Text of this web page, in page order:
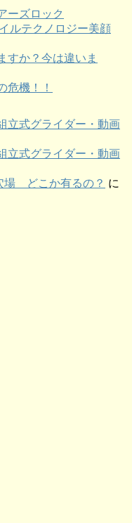
ーズロック
ルテクノロジー美顔
すか？今は違いま
危機！！
式グライダー・動画
式グライダー・動画
どこか有るの？ に